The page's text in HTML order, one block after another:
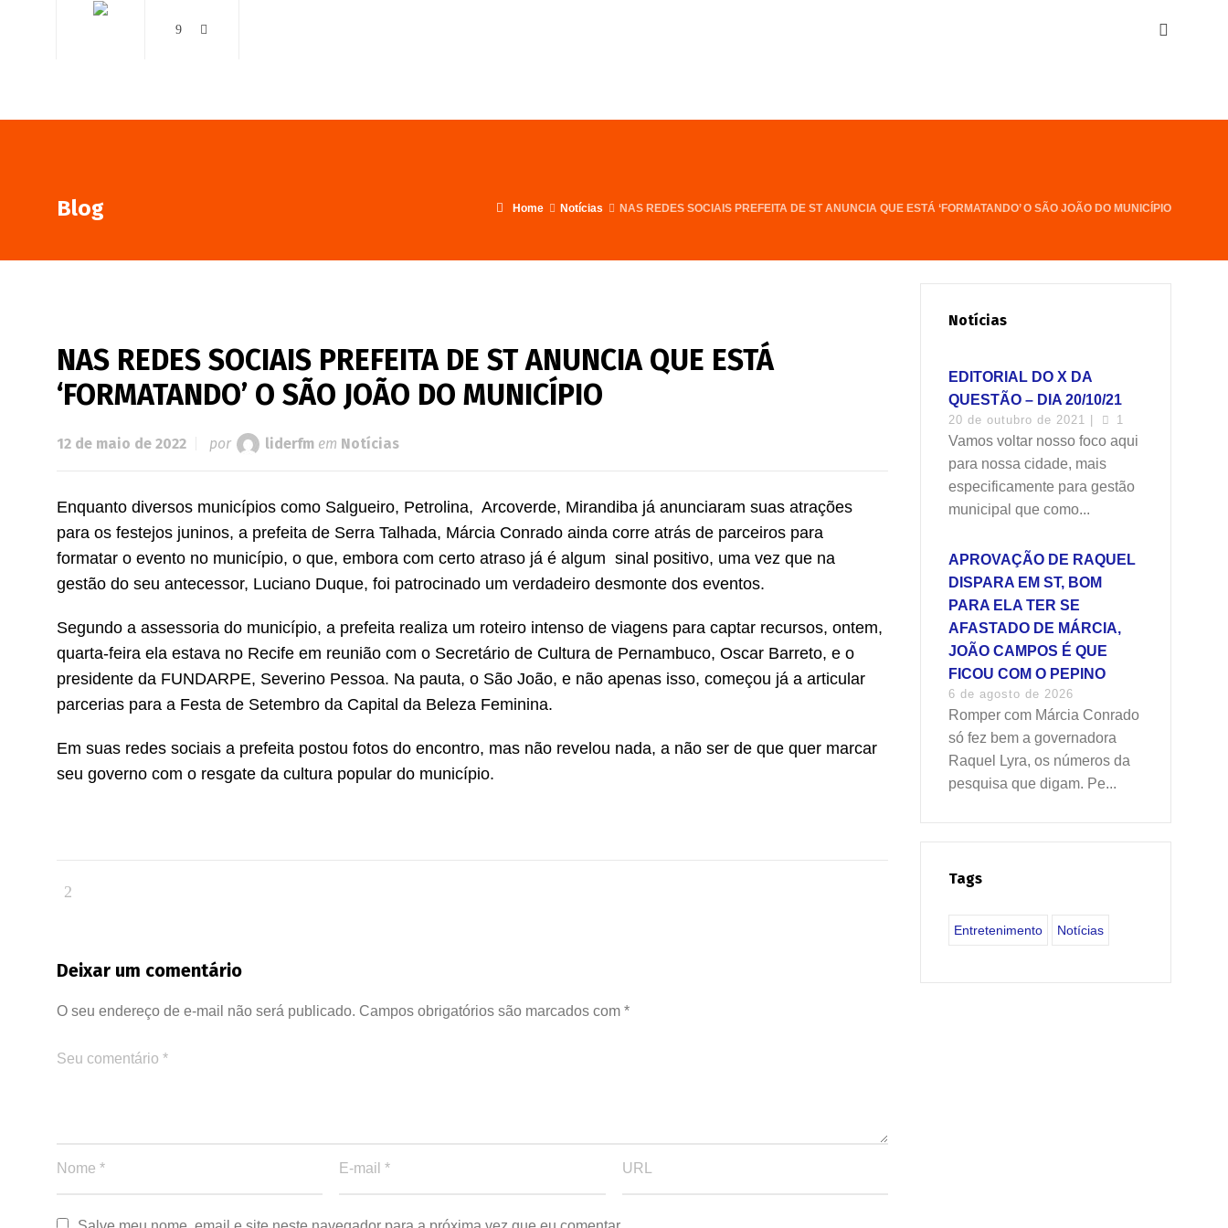
Blog Home Notícias NAS REDES SOCIAIS PREFEITA DE ST ANUNCIA QUE ESTÁ ‘FORMATANDO’ O SÃO JOÃO DO MUNICÍPIO
NAS REDES SOCIAIS PREFEITA DE ST ANUNCIA QUE ESTÁ
‘FORMATANDO’ O SÃO JOÃO DO MUNICÍPIO
12 de maio de 2022 por liderfm em Notícias
Enquanto diversos municípios como Salgueiro, Petrolina, Arcoverde, Mirandiba já anunciaram suas atrações
para os festejos juninos, a prefeita de Serra Talhada, Márcia Conrado ainda corre atrás de parceiros para
formatar o evento no município, o que, embora com certo atraso já é algum sinal positivo, uma vez que na
gestão do seu antecessor, Luciano Duque, foi patrocinado um verdadeiro desmonte dos eventos.
Segundo a assessoria do município, a prefeita realiza um roteiro intenso de viagens para captar recursos, ontem,
quarta-feira ela estava no Recife em reunião com o Secretário de Cultura de Pernambuco, Oscar Barreto, e o
presidente da FUNDARPE, Severino Pessoa. Na pauta, o São João, e não apenas isso, começou já a articular
parcerias para a Festa de Setembro da Capital da Beleza Feminina.
Em suas redes sociais a prefeita postou fotos do encontro, mas não revelou nada, a não ser de que quer marcar
seu governo com o resgate da cultura popular do município.
Deixar um comentário
O seu endereço de e-mail não será publicado. Campos obrigatórios são marcados com *
Notícias
EDITORIAL DO X DA
QUESTÃO – DIA 20/10/21
20 de outubro de 2021 | 1
Vamos voltar nosso foco aqui
para nossa cidade, mais
especificamente para gestão
municipal que como...
APROVAÇÃO DE RAQUEL
DISPARA EM ST, BOM
PARA ELA TER SE
AFASTADO DE MÁRCIA,
JOÃO CAMPOS É QUE
FICOU COM O PEPINO
6 de agosto de 2026
Romper com Márcia Conrado
só fez bem a governadora
Raquel Lyra, os números da
pesquisa que digam. Pe...
Tags
Entretenimento Notícias